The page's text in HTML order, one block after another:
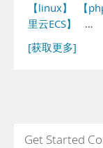
【linux】 【
里云ECS】
…
[获取更多]
Get Started